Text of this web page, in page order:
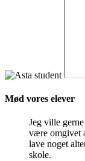
Mød vores elever
Jeg ville
være omgivet
lave noget
skole.